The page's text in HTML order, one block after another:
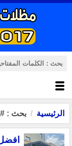
الرئيسية بحث :